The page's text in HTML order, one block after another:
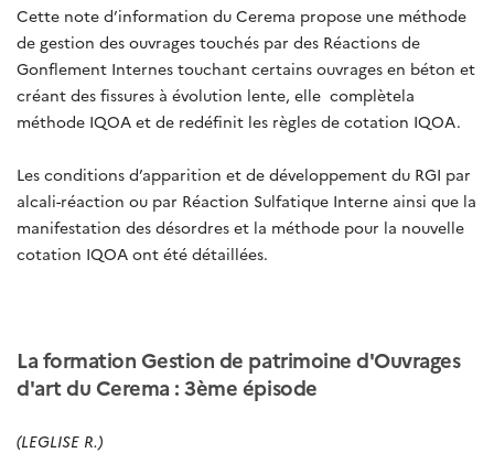
Cette note d’information du Cerema propose une méthode
de gestion des ouvrages touchés par des Réactions de
Gonflement Internes touchant certains ouvrages en béton et
créant des fissures à évolution lente, elle complètela
méthode IQOA et de redéfinit les règles de cotation IQOA.
Les conditions d’apparition et de développement du RGI par
alcali-réaction ou par Réaction Sulfatique Interne ainsi que la
manifestation des désordres et la méthode pour la nouvelle
cotation IQOA ont été détaillées.
La formation Gestion de patrimoine d'Ouvrages
d'art du Cerema : 3ème épisode
(LEGLISE R.)